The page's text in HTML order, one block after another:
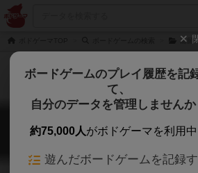
蒸留
蒸留：プロモパッ
Distilled: Promo Pack 1
ボードゲームのプレイ履歴を記
て、
自分のデータを管理しませんか
約75,000人がボドゲーマを利用中
遊んだボードゲームを記録